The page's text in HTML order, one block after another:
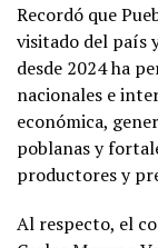
Recordó que
visitado del país
desde 2024 ha
nacionales e
económica,
poblanas y
productores y
Al respecto, el